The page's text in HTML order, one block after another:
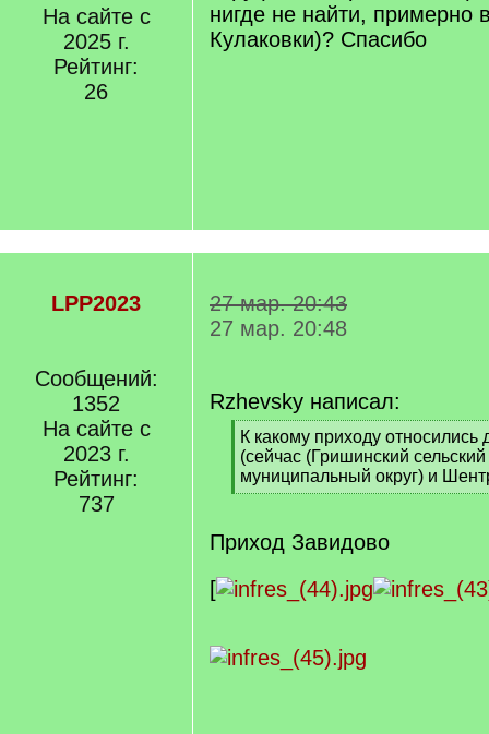
На сайте с
2025 г.
Рейтинг:
26
нигде не найти, примерно
Кулаковки)? Спасибо
LPP2023
Сообщений:
1352
На сайте с
2023 г.
Рейтинг:
737
27 мар. 20:43
27 мар. 20:48
Rzhevsky написал:
[
q
]
К какому приходу относились
(сейчас (Гришинский
муниципальный округ) и
[
q
]
Приход Завидово
[